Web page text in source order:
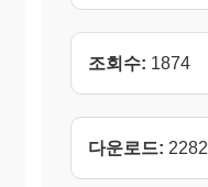
조회수: 1874
다운로드: 2282